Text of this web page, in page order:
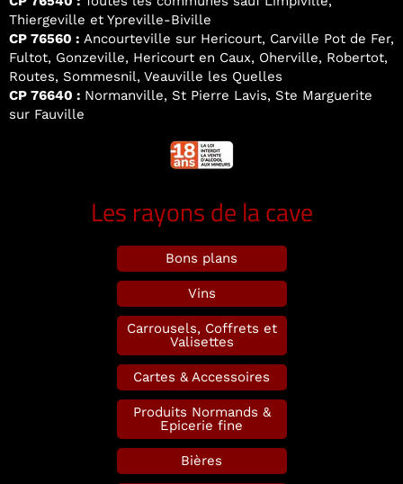
Thiergeville et Ypreville-Biville
CP 76560 : Ancourteville sur Hericourt, Carville Pot de Fer,
Fultot, Gonzeville, Hericourt en Caux, Oherville, Robertot,
Routes, Sommesnil, Veauville les Quelles
CP 76640 : Normanville, St Pierre Lavis, Ste Marguerite
sur Fauville
Les rayons de la cave
Bons plans
Vins
Carrousels, Coffrets et
Valisettes
Cartes & Accessoires
Produits Normands &
Epicerie fine
Bières